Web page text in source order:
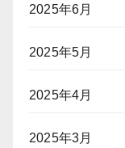
2025年6月
2025年5月
2025年4月
2025年3月